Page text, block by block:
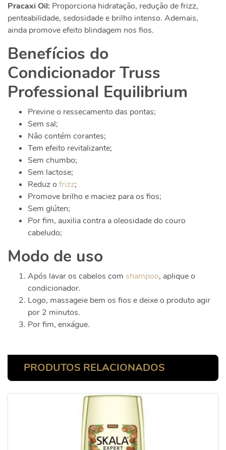
Pracaxi Oil: Proporciona hidratação, redução de frizz,
penteabilidade, sedosidade e brilho intenso. Ademais,
ainda promove efeito blindagem nos fios.
Benefícios do
Condicionador Truss
Professional Equilibrium
Previne o ressecamento das pontas;
Sem sal;
Não contém corantes;
Tem efeito revitalizante;
Sem chumbo;
Sem lactose;
Reduz o frizz;
Promove brilho e maciez para os fios;
Sem glúten;
Por fim, auxilia contra a oleosidade do couro
cabeludo;
Modo de uso
Após lavar os cabelos com shampoo, aplique o
condicionador.
Logo, massageie bem os fios e deixe o produto agir
por 2 minutos.
Por fim, enxágue.
PRODUTOS RELACIONADOS